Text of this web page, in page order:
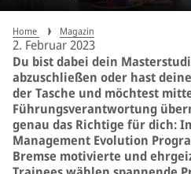
Home Magazin
2. Februar 2023
Du bist dabei dein
abzuschließen oder hast
der Tasche und möchtest
Führungsverantwortung
genau das Richtige für dich:
Management Evolution
Bremse motivierte und